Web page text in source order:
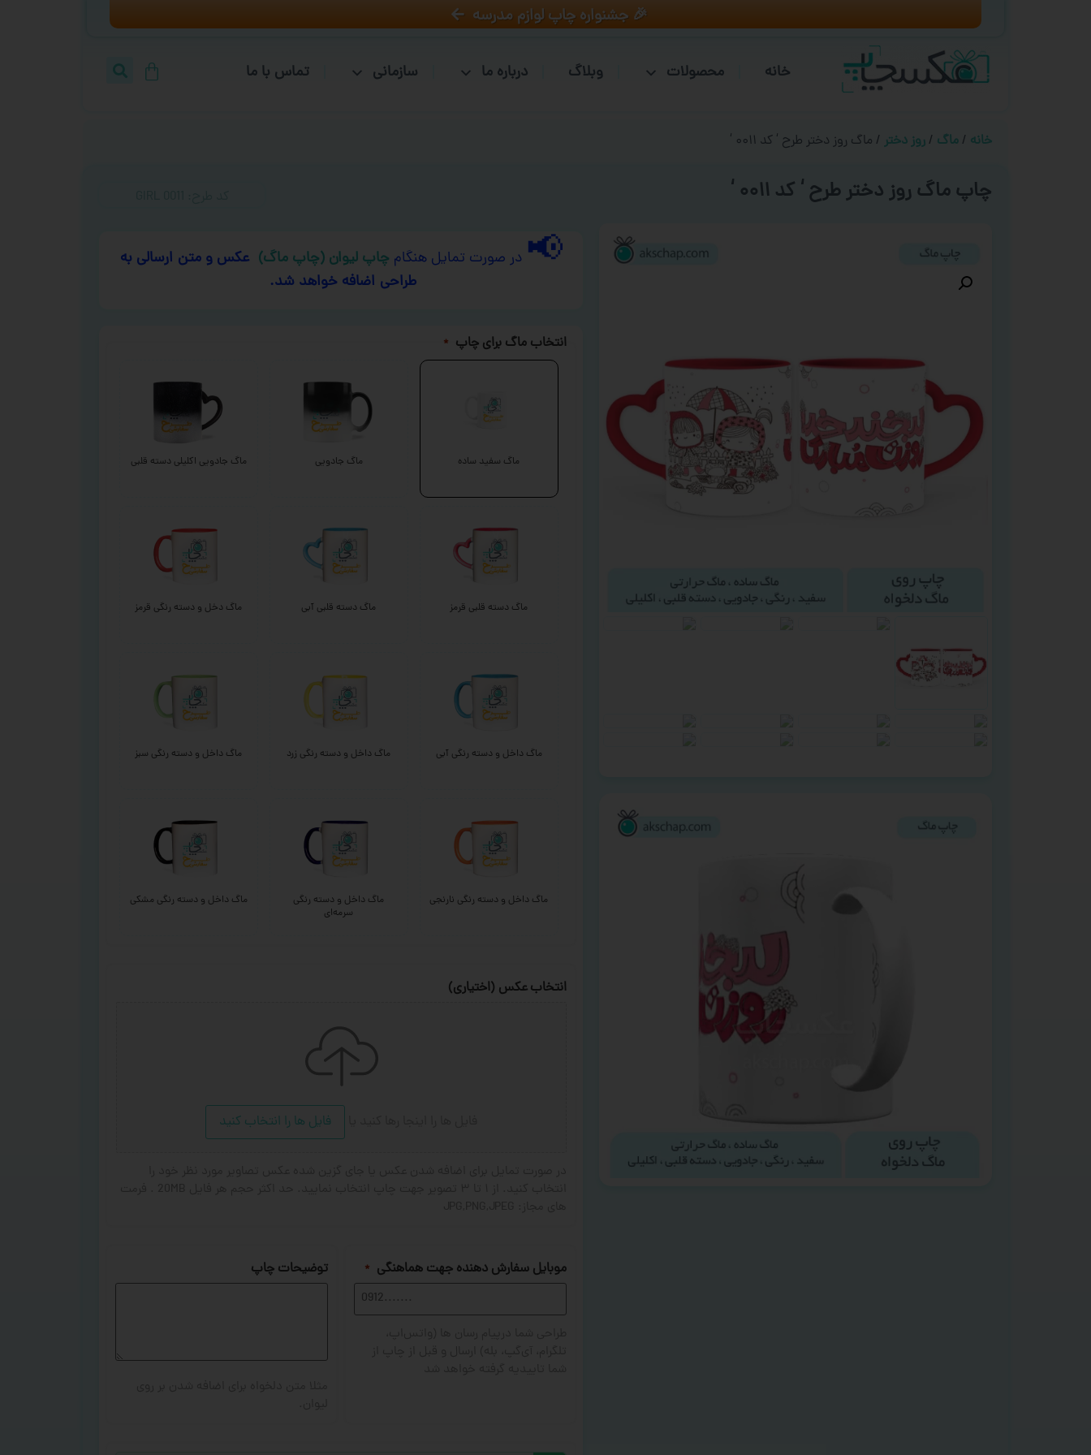
🎉 جشنواره چاپ لوازم مدرسه
خانه محصولات وبلاگ درباره ما سازمانی تماس با ما
خانه / ماگ / روز دختر / ماگ روز دختر طرح ‘ کد ۰۰۱۱ ‘
چاپ ماگ روز دختر طرح ‘ کد ۰۰۱۱ ‘
📢 در صورت تمایل هنگام چاپ لیوان (چاپ ماگ) عکس و متن ارسالی به
طراحی اضافه خواهد شد.
انتخاب ماگ برای چاپ *
ماگ سفید ساده ماگ جادویی ماگ جادویی اکلیلی دسته قلبی
ماگ دسته قلبی قرمز ماگ دسته قلبی آبی ماگ دخل و دسته رنگی قرمز
ماگ داخل و دسته رنگی آبی ماگ داخل و دسته رنگی زرد ماگ داخل و دسته رنگی سبز
ماگ داخل و دسته رنگی نارنجی
ماگ داخل و دسته رنگی
سرمه‌ای
ماگ داخل و دسته رنگی مشکی
انتخاب عکس (اختیاری)
فایل ها را انتخاب کنید
موبایل سفارش دهنده جهت هماهنگی * توضیحات چاپ